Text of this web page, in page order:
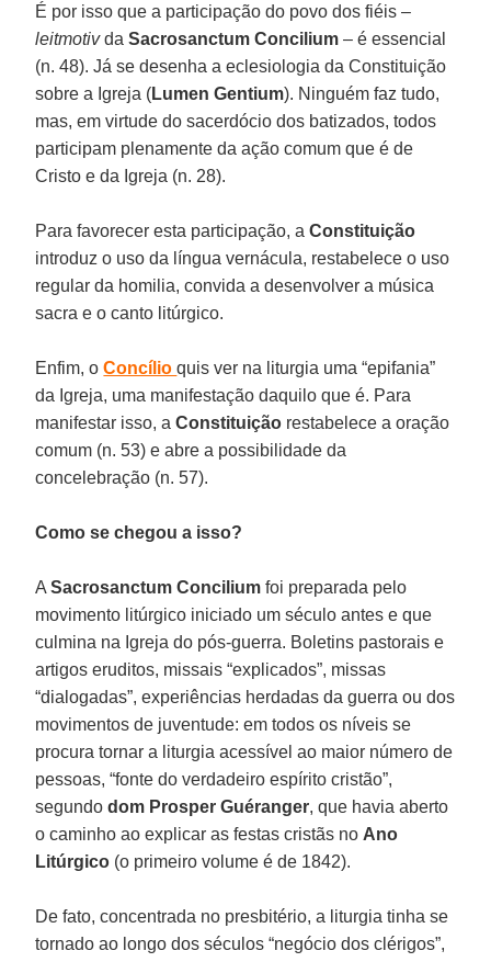
É por isso que a participação do povo dos fiéis –
leitmotivdaSacrosanctum Concilium– é essencial
(n. 48). Já se desenha a eclesiologia da Constituição
sobre a Igreja (Lumen Gentium). Ninguém faz tudo,
mas, em virtude do sacerdócio dos batizados, todos
participam plenamente da ação comum que é de
Cristo e da Igreja (n. 28).
Para favorecer esta participação, aConstituição
introduz o uso da língua vernácula, restabelece o uso
regular da homilia, convida a desenvolver a música
sacra e o canto litúrgico.
Enfim, oConcílioquis ver na liturgia uma “epifania”
da Igreja, uma manifestação daquilo que é. Para
manifestar isso, aConstituição restabelece a oração
comum (n. 53) e abre a possibilidade da
concelebração (n. 57).
Como se chegou a isso?
ASacrosanctum Concilium foi preparada pelo
movimento litúrgico iniciado um século antes e que
culmina na Igreja do pós-guerra. Boletins pastorais e
artigos eruditos, missais “explicados”, missas
“dialogadas”, experiências herdadas da guerra ou dos
movimentos de juventude: em todos os níveis se
procura tornar a liturgia acessível ao maior número de
pessoas, “fonte do verdadeiro espírito cristão”,
segundodom Prosper Guéranger, que havia aberto
o caminho ao explicar as festas cristãs no Ano
Litúrgico (o primeiro volume é de 1842).
De fato, concentrada no presbitério, a liturgia tinha se
tornado ao longo dos séculos “negócio dos clérigos”,